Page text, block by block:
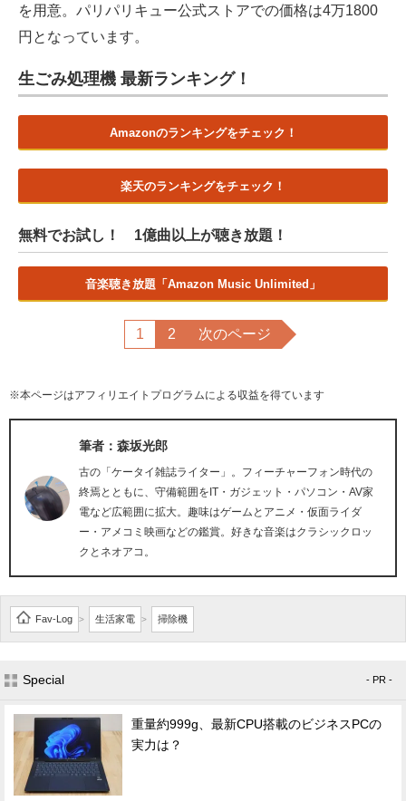
を用意。パリパリキュー公式ストアでの価格は4万1800
円となっています。
生ごみ処理機 最新ランキング！
Amazonのランキングをチェック！
楽天のランキングをチェック！
無料でお試し！ 1億曲以上が聴き放題！
音楽聴き放題「Amazon Music Unlimited」
1 2 次のページ
※本ページはアフィリエイトプログラムによる収益を得ています
筆者：森坂光郎
古の「ケータイ雑誌ライター」。フィーチャーフォン時代の
終焉とともに、守備範囲をIT・ガジェット・パソコン・AV家
電など広範囲に拡大。趣味はゲームとアニメ・仮面ライダ
ー・アメコミ映画などの鑑賞。好きな音楽はクラシックロッ
クとネオアコ。
Fav-Log > 生活家電 > 掃除機
Special - PR -
重量約999g、最新CPU搭載のビジネスPCの
実力は？